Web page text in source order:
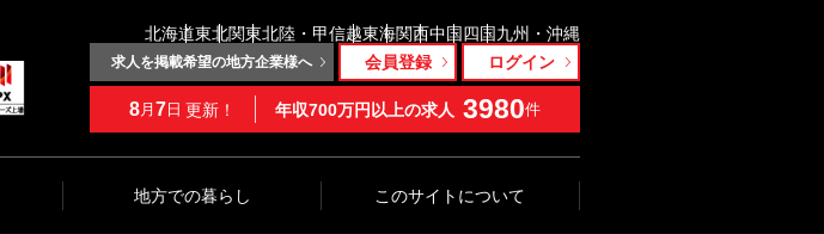
北海道東北関東北陸・甲信越東海関西中国四国九州・沖縄
求人を掲載希望の地方企業様へ 会員登録 ログイン
8月 7日 更新！ 年収700万円以上の求人 3980件
地方での暮らし このサイトについて